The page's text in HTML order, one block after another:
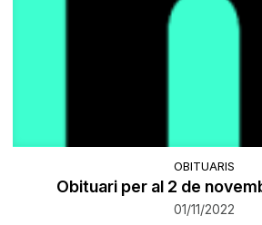
OBITUARIS
Obituari per al 2 de
01/11/2022